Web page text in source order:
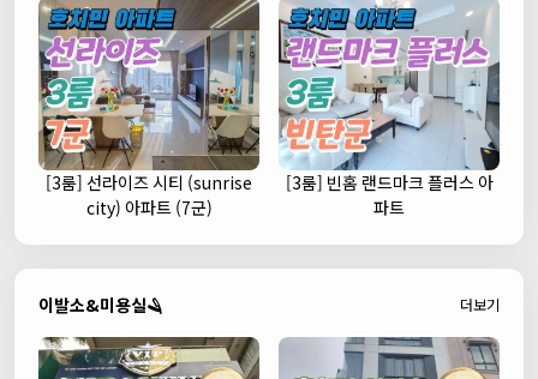
[3룸] 선라이즈 시티 (sunrise
city) 아파트 (7군)
[3룸] 빈홈 랜드마크 플러스 아
파트
이발소&미용실🪒 더보기